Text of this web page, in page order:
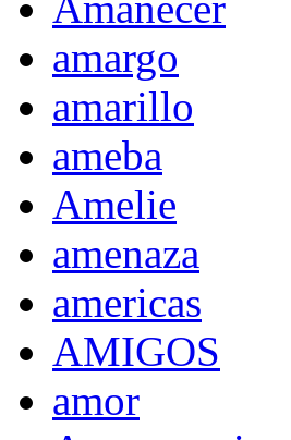
amargo
amarillo
ameba
Amelie
amenaza
americas
AMIGOS
amor